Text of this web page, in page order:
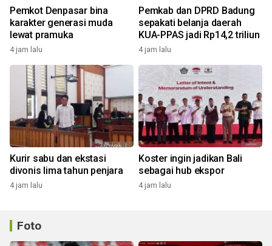
Pemkot Denpasar bina
karakter generasi muda
lewat pramuka
4 jam lalu
Pemkab dan DPRD Badung
sepakati belanja daerah
KUA-PPAS jadi Rp14,2 triliun
4 jam lalu
Kurir sabu dan ekstasi
divonis lima tahun penjara
4 jam lalu
Koster ingin jadikan Bali
sebagai hub ekspor
4 jam lalu
Foto